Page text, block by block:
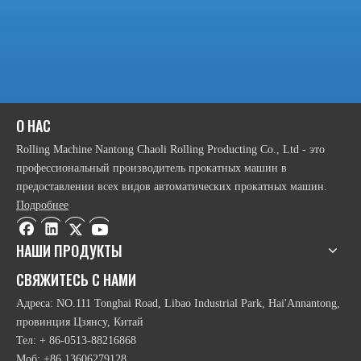
прокатная машина
Автоматическая гидравлическая промышленная
двухвалковая листогибочная машина
Автоматическая промышленная двухвалковая
вальцегибочная машина
Автоматический промышленный 2 роликовой прокатной
машины
Гидравлический промышленный двухвалковый
листогибочный станок
О НАС
Rolling Machine Nantong Chaoli Rolling Producting Co., Ltd - это
профессиональный производитель прокатных машин в
предоставлении всех видов автоматических прокатных машин.
Подробнее
НАШИ ПРОДУКТЫ
СВЯЖИТЕСЬ С НАМИ
Адреса: NO.111 Tonghai Road, Libao Industrial Park, Hai'Annantong,
провинция Цзянсу, Китай
Тел: + 86-0513-88216868